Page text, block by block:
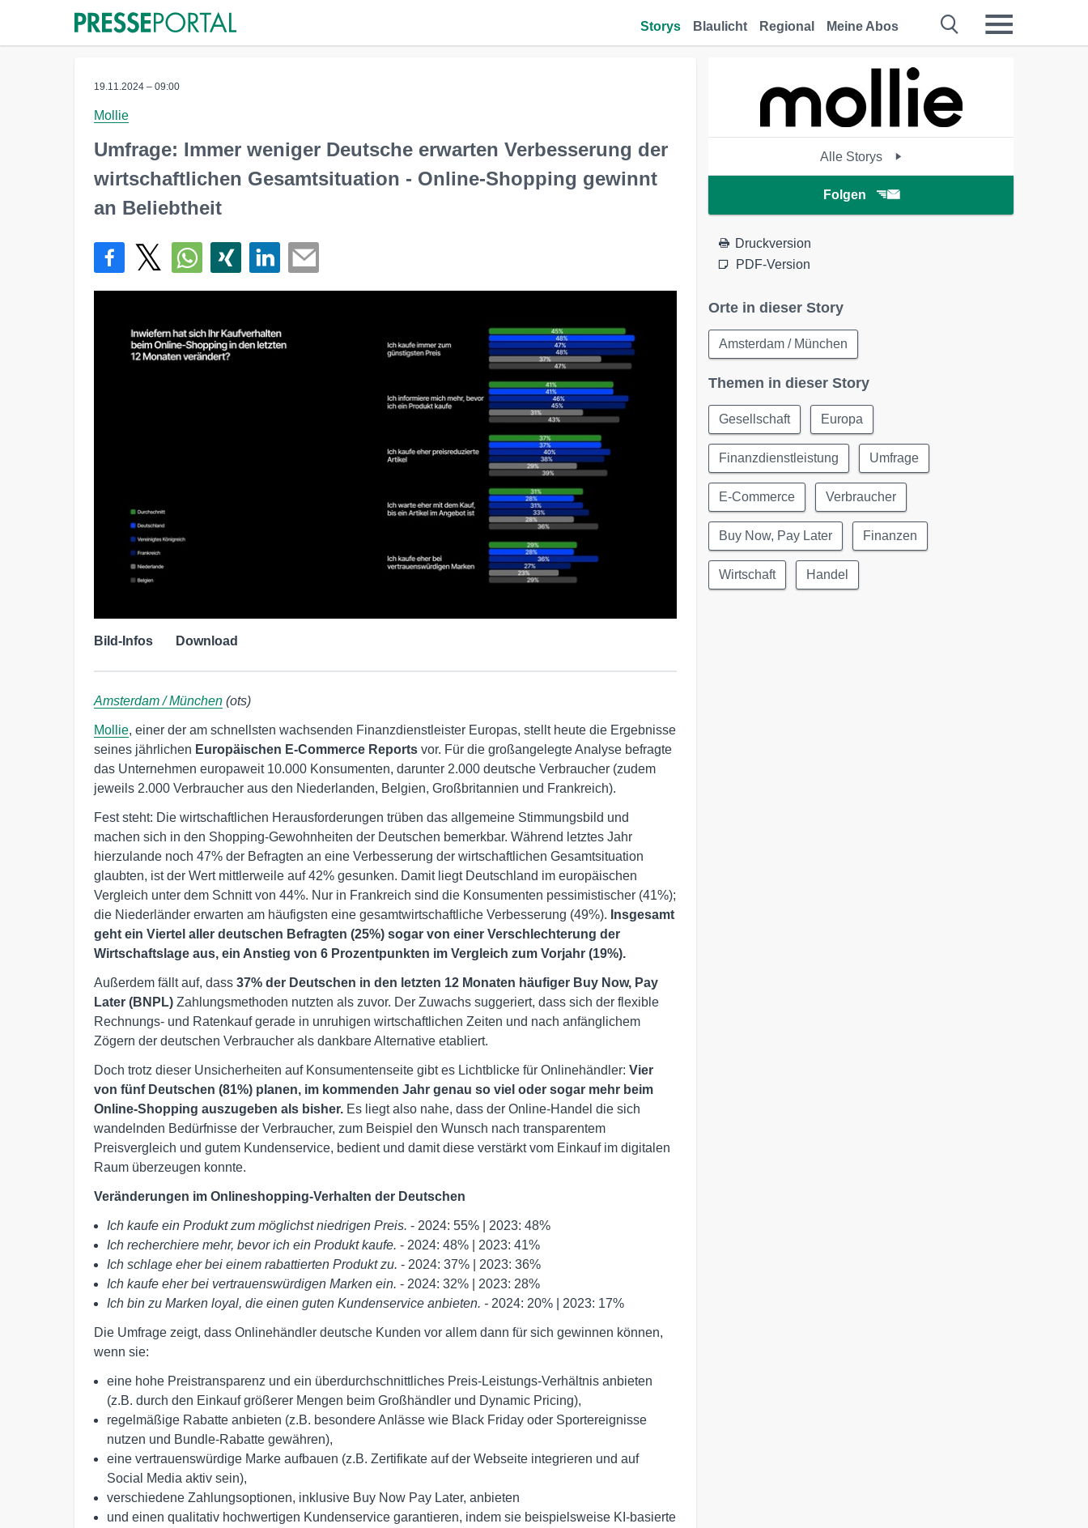
Storys Blaulicht Regional Meine Abos
19.11.2024 – 09:00
Mollie
Umfrage: Immer weniger Deutsche erwarten Verbesserung der
wirtschaftlichen Gesamtsituation - Online-Shopping gewinnt
an Beliebtheit
Bild-Infos Download
Amsterdam / München (ots)
Mollie, einer der am schnellsten wachsenden Finanzdienstleister Europas, stellt heute die Ergebnisse
seines jährlichen Europäischen E-Commerce Reports vor. Für die großangelegte Analyse befragte
das Unternehmen europaweit 10.000 Konsumenten, darunter 2.000 deutsche Verbraucher (zudem
jeweils 2.000 Verbraucher aus den Niederlanden, Belgien, Großbritannien und Frankreich).
Fest steht: Die wirtschaftlichen Herausforderungen trüben das allgemeine Stimmungsbild und
machen sich in den Shopping-Gewohnheiten der Deutschen bemerkbar. Während letztes Jahr
hierzulande noch 47% der Befragten an eine Verbesserung der wirtschaftlichen Gesamtsituation
glaubten, ist der Wert mittlerweile auf 42% gesunken. Damit liegt Deutschland im europäischen
Vergleich unter dem Schnitt von 44%. Nur in Frankreich sind die Konsumenten pessimistischer (41%);
die Niederländer erwarten am häufigsten eine gesamtwirtschaftliche Verbesserung (49%). Insgesamt
geht ein Viertel aller deutschen Befragten (25%) sogar von einer Verschlechterung der
Wirtschaftslage aus, ein Anstieg von 6 Prozentpunkten im Vergleich zum Vorjahr (19%).
Außerdem fällt auf, dass 37% der Deutschen in den letzten 12 Monaten häufiger Buy Now, Pay
Later (BNPL) Zahlungsmethoden nutzten als zuvor. Der Zuwachs suggeriert, dass sich der flexible
Rechnungs- und Ratenkauf gerade in unruhigen wirtschaftlichen Zeiten und nach anfänglichem
Zögern der deutschen Verbraucher als dankbare Alternative etabliert.
Doch trotz dieser Unsicherheiten auf Konsumentenseite gibt es Lichtblicke für Onlinehändler: Vier
von fünf Deutschen (81%) planen, im kommenden Jahr genau so viel oder sogar mehr beim
Online-Shopping auszugeben als bisher. Es liegt also nahe, dass der Online-Handel die sich
wandelnden Bedürfnisse der Verbraucher, zum Beispiel den Wunsch nach transparentem
Preisvergleich und gutem Kundenservice, bedient und damit diese verstärkt vom Einkauf im digitalen
Raum überzeugen konnte.
Veränderungen im Onlineshopping-Verhalten der Deutschen
Ich kaufe ein Produkt zum möglichst niedrigen Preis. - 2024: 55% | 2023: 48%
Ich recherchiere mehr, bevor ich ein Produkt kaufe. - 2024: 48% | 2023: 41%
Ich schlage eher bei einem rabattierten Produkt zu. - 2024: 37% | 2023: 36%
Ich kaufe eher bei vertrauenswürdigen Marken ein. - 2024: 32% | 2023: 28%
Ich bin zu Marken loyal, die einen guten Kundenservice anbieten. - 2024: 20% | 2023: 17%
Die Umfrage zeigt, dass Onlinehändler deutsche Kunden vor allem dann für sich gewinnen können,
wenn sie:
eine hohe Preistransparenz und ein überdurchschnittliches Preis-Leistungs-Verhältnis anbieten
(z.B. durch den Einkauf größerer Mengen beim Großhändler und Dynamic Pricing),
regelmäßige Rabatte anbieten (z.B. besondere Anlässe wie Black Friday oder Sportereignisse
nutzen und Bundle-Rabatte gewähren),
eine vertrauenswürdige Marke aufbauen (z.B. Zertifikate auf der Webseite integrieren und auf
Social Media aktiv sein),
verschiedene Zahlungsoptionen, inklusive Buy Now Pay Later, anbieten
und einen qualitativ hochwertigen Kundenservice garantieren, indem sie beispielsweise KI-basierte
Alle Storys
Folgen
Druckversion
PDF-Version
Orte in dieser Story
Amsterdam / München
Themen in dieser Story
Gesellschaft Europa
Finanzdienstleistung Umfrage
E-Commerce Verbraucher
Buy Now, Pay Later Finanzen
Wirtschaft Handel